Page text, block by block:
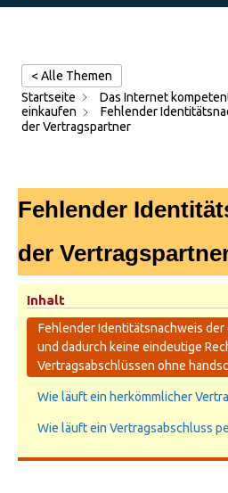
< Alle Themen
Startseite
Das Internet
einkaufen
Fehlender
der Vertragspartner
Fehlender
der
Inhalt
Fehlender Identitätsnachweis
und dadurch keine eindeutige
Vertragsabschlüssen ohne
Wie läuft ein herkömmlicher
Wie läuft ein Vertragsabschluss